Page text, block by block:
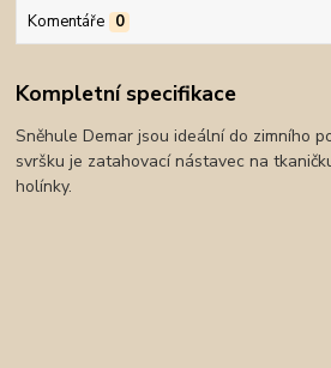
Komentáře 0
Kompletní specifikace
Sněhule Demar jsou ideální do zimního
svršku je zatahovací nástavec na
holínky.